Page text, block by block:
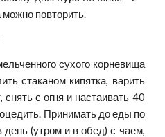
повторить.
сухого корневища
стаканом кипятка, варить
с огня и настаивать 40
Принимать до еды по
(утром и в обед) с чаем,